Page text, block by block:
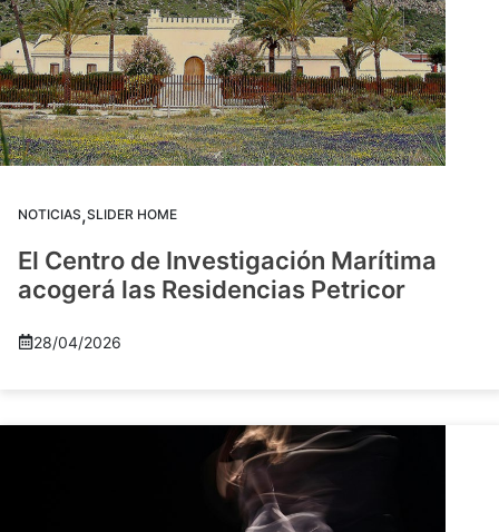
NOTICIAS,SLIDER HOME
El Centro de Investigación Marítima
acogerá las Residencias Petricor
28/04/2026